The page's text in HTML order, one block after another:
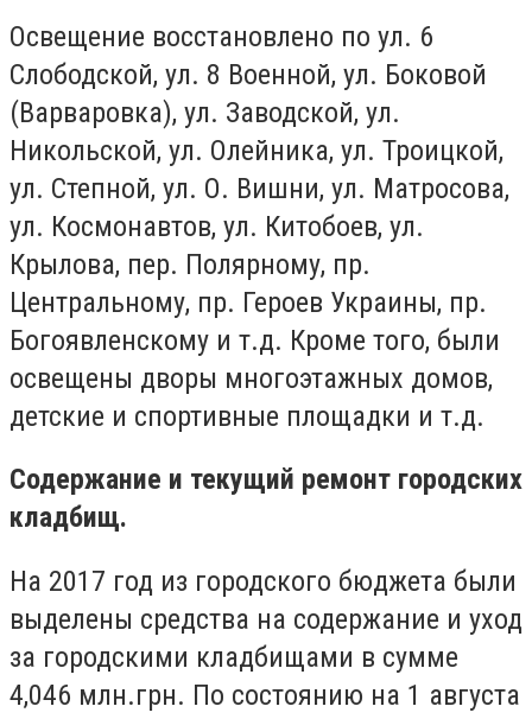
Освещение восстановлено по ул. 6
Слободской, ул. 8 Военной, ул. Боковой
(Варваровка), ул. Заводской, ул.
Никольской, ул. Олейника, ул. Троицкой,
ул. Степной, ул. О. Вишни, ул. Матросова,
ул. Космонавтов, ул. Китобоев, ул.
Крылова, пер. Полярному, пр.
Центральному, пр. Героев Украины, пр.
Богоявленскому и т.д. Кроме того, были
освещены дворы многоэтажных домов,
детские и спортивные площадки и т.д.
Содержание и текущий ремонт городских
кладбищ.
На 2017 год из городского бюджета были
выделены средства на содержание и уход
за городскими кладбищами в сумме
4,046 млн.грн. По состоянию на 1 августа